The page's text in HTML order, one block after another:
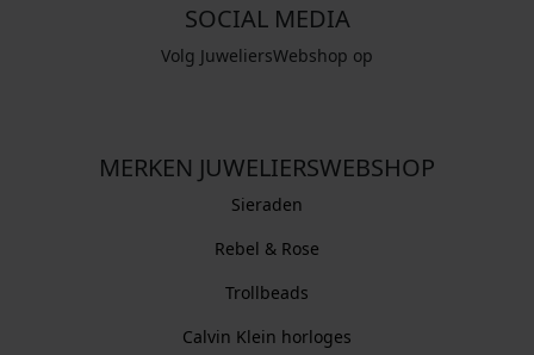
SOCIAL MEDIA
Volg JuweliersWebshop op
MERKEN JUWELIERSWEBSHOP
Sieraden
Rebel & Rose
Trollbeads
Calvin Klein horloges